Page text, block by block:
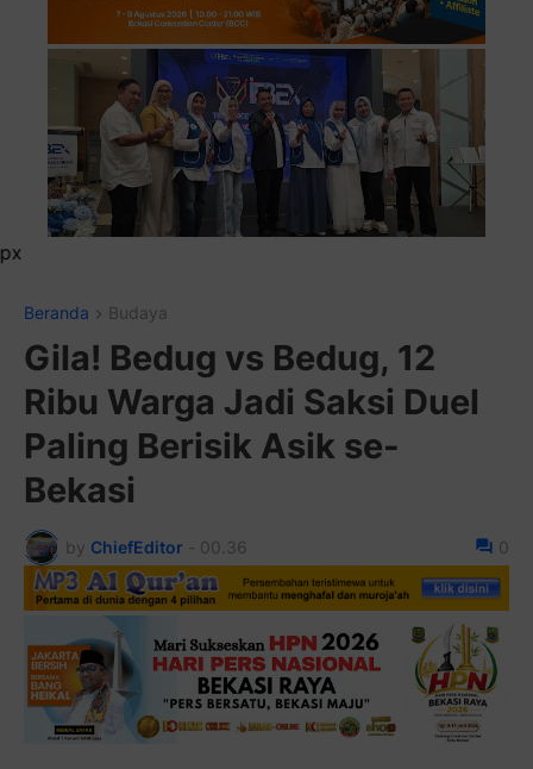
Beranda Budaya
Gila! Bedug vs Bedug, 12
Ribu Warga Jadi Saksi Duel
Paling Berisik Asik se-
Bekasi
by ChiefEditor - 00.36 0